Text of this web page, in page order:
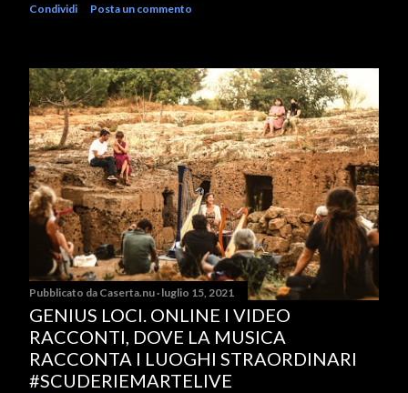
Condividi Posta un commento
Pubblicato da Caserta.nu luglio 15, 2021
GENIUS LOCI. ONLINE I VIDEO
RACCONTI, DOVE LA MUSICA
RACCONTA I LUOGHI STRAORDINARI
#SCUDERIEMARTELIVE